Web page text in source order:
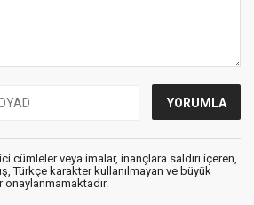
cümleler veya imalar, inançlara saldırı içeren,
Türkçe karakter kullanılmayan ve büyük
onaylanmamaktadır.